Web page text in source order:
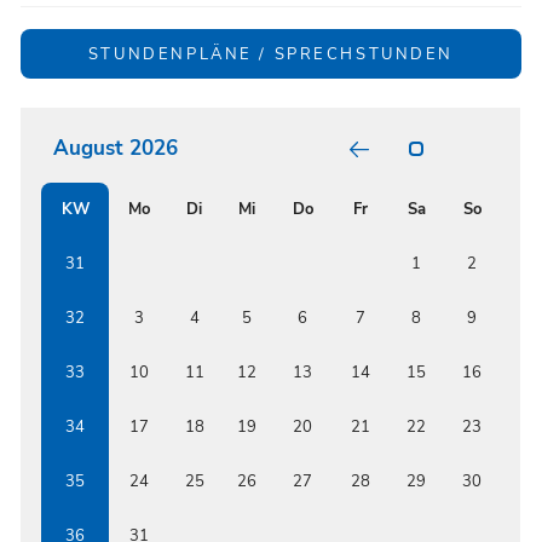
STUNDENPLÄNE / SPRECHSTUNDEN
August 2026
KW Mo Di Mi Do Fr Sa So
31 1 2
32 3 4 5 6 7 8 9
33 10 11 12 13 14 15 16
34 17 18 19 20 21 22 23
35 24 25 26 27 28 29 30
36 31
FORMS
ISSF
AND